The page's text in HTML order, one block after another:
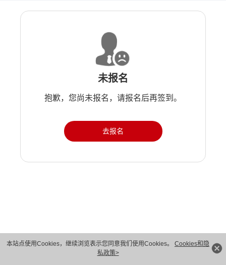
本站点使用Cookies，继续浏览表示您同意我们使用Cookies。 Cookies和隐
私政策>
未报名
抱歉，您尚未报名，请报名后再签到。
去报名
版权所有 © 华为技术有限公司 1998-2026。 保留一切权利。粤A2-20044005号
隐私保护
法律声明